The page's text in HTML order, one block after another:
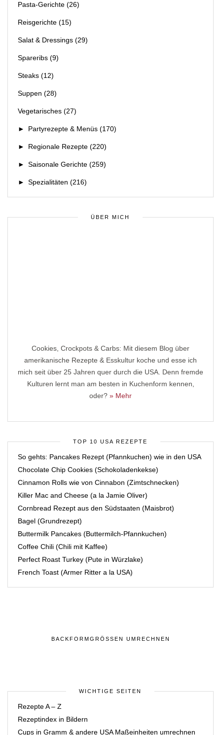
Pasta-Gerichte (26)
Reisgerichte (15)
Salat & Dressings (29)
Spareribs (9)
Steaks (12)
Suppen (28)
Vegetarisches (27)
► Partyrezepte & Menüs (170)
► Regionale Rezepte (220)
► Saisonale Gerichte (259)
► Spezialitäten (216)
ÜBER MICH
Cookies, Crockpots & Carbs: Mit diesem Blog über
amerikanische Rezepte & Esskultur koche und esse ich
mich seit über 25 Jahren quer durch die USA. Denn fremde
Kulturen lernt man am besten in Kuchenform kennen,
oder? » Mehr
TOP 10 USA REZEPTE
So gehts: Pancakes Rezept (Pfannkuchen) wie in den USA
Chocolate Chip Cookies (Schokoladenkekse)
Cinnamon Rolls wie von Cinnabon (Zimtschnecken)
Killer Mac and Cheese (a la Jamie Oliver)
Cornbread Rezept aus den Südstaaten (Maisbrot)
Bagel (Grundrezept)
Buttermilk Pancakes (Buttermilch-Pfannkuchen)
Coffee Chili (Chili mit Kaffee)
Perfect Roast Turkey (Pute in Würzlake)
French Toast (Armer Ritter a la USA)
BACKFORMGRÖSSEN UMRECHNEN
WICHTIGE SEITEN
Rezepte A – Z
Rezeptindex in Bildern
Cups in Gramm & andere USA Maßeinheiten umrechnen